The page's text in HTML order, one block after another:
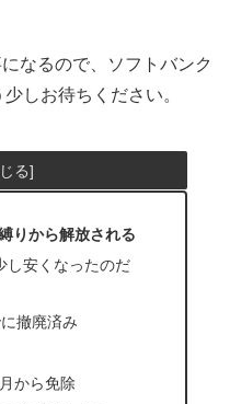
なるので、ソフトバンク
しお待ちください。
りから解放される
し安くなったのだ
撤廃済み
から免除